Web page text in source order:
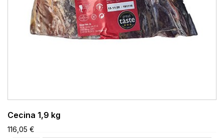
Cecina 1,9 kg
116,05 €